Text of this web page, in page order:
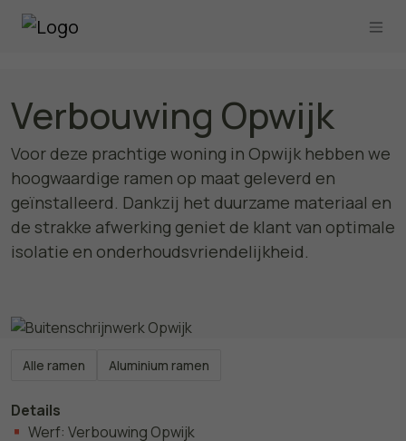
Verbouwing Opwijk
Voor deze prachtige woning in Opwijk hebben we
hoogwaardige ramen op maat geleverd en
geïnstalleerd. Dankzij het duurzame materiaal en
de strakke afwerking geniet de klant van optimale
isolatie en onderhoudsvriendelijkheid.
Alle ramen Aluminium ramen
Details
Werf: Verbouwing Opwijk